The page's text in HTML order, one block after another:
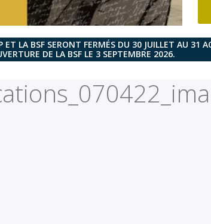
ET LA BSF SERONT FERMÉS DU 30 JUILLET AU 31
DE LA BSF LE 3 SEPTEMBRE 2026.